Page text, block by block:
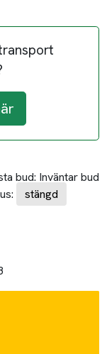
bud: Inväntar bud
stängd